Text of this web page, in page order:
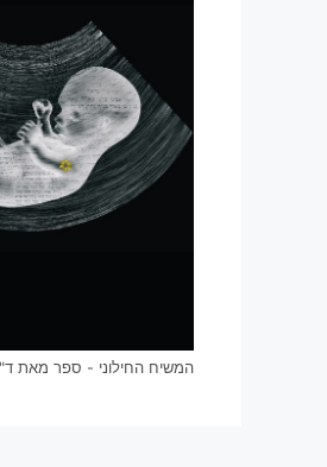
המשיח החילוני - ספר מאת